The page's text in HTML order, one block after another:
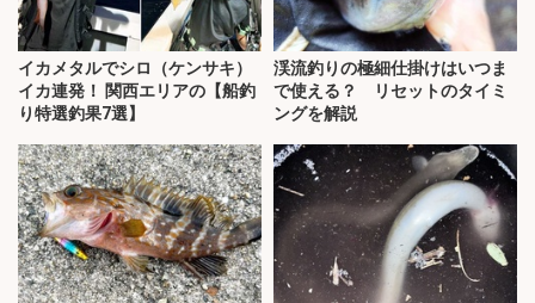
イカメタルでシロ（ケンサキ）
イカ連発！ 関西エリアの【船釣
り特選釣果7選】
渓流釣りの極細仕掛けはいつま
で使える？ リセットのタイミ
ングを解説